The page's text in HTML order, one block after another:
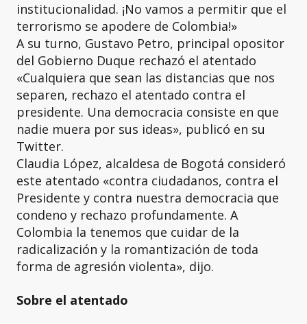
institucionalidad. ¡No vamos a permitir que el
terrorismo se apodere de Colombia!»
A su turno, Gustavo Petro, principal opositor
del Gobierno Duque rechazó el atentado
«Cualquiera que sean las distancias que nos
separen, rechazo el atentado contra el
presidente. Una democracia consiste en que
nadie muera por sus ideas», publicó en su
Twitter.
Claudia López, alcaldesa de Bogotá consideró
este atentado «contra ciudadanos, contra el
Presidente y contra nuestra democracia que
condeno y rechazo profundamente. A
Colombia la tenemos que cuidar de la
radicalización y la romantización de toda
forma de agresión violenta», dijo.
Sobre el atentado